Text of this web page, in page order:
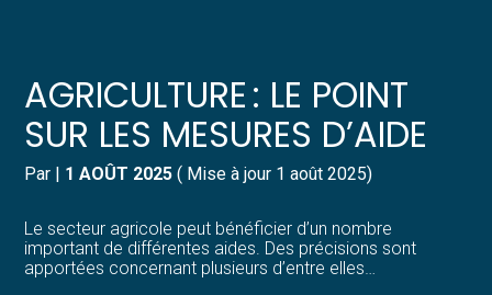
Gérer votre quotidien
Piloter votre entreprise
Développer votre entreprise
Construire votre patrimoine
Suivre votre comptabilité
Gérer vos ressources humaines
Dématérialiser vos documents
AGRICULTURE : LE POINT
SUR LES MESURES D’AIDE
Par | 1 AOÛT 2025 ( Mise à jour 1 août 2025)
Le secteur agricole peut bénéficier d’un nombre
important de différentes aides. Des précisions sont
apportées concernant plusieurs d’entre elles…